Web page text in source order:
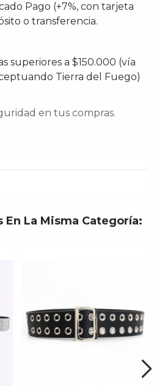
Pago (+7%, con tarjeta
o transferencia.
superiores a $150.000 (vía
Tierra del Fuego)
en tus compras.
En La Misma Categoría: